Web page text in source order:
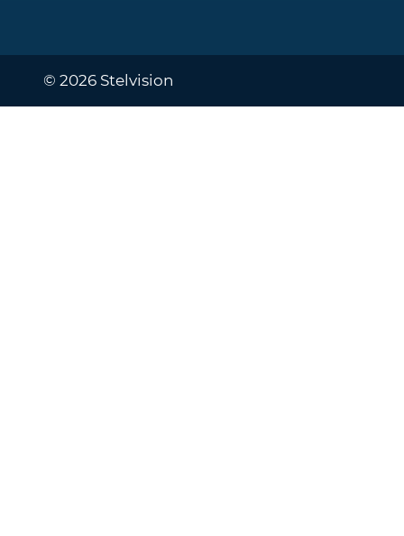
© 2026 Stelvision